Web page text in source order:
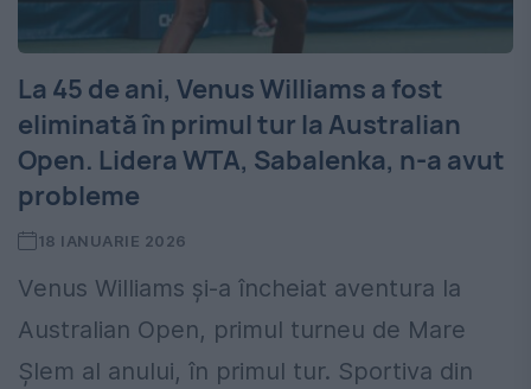
La 45 de ani, Venus Williams a fost
eliminată în primul tur la Australian
Open. Lidera WTA, Sabalenka, n-a avut
probleme
18 IANUARIE 2026
Venus Williams și-a încheiat aventura la
Australian Open, primul turneu de Mare
Șlem al anului, în primul tur. Sportiva din